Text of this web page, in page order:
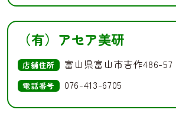
（有）アセア美研
店舗住所 富山県富山市吉作486-57
電話番号 076-413-6705